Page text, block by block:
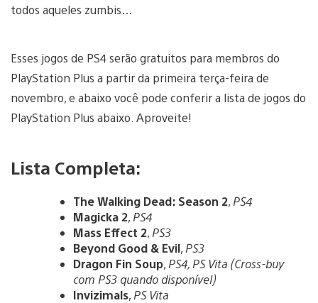
todos aqueles zumbis…
Esses jogos de PS4 serão gratuitos para membros do
PlayStation Plus a partir da primeira terça-feira de
novembro, e abaixo você pode conferir a lista de jogos do
PlayStation Plus abaixo. Aproveite!
Lista Completa:
The Walking Dead: Season 2, PS4
Magicka 2, PS4
Mass Effect 2, PS3
Beyond Good & Evil, PS3
Dragon Fin Soup, PS4, PS Vita (Cross-buy
com PS3 quando disponível)
Invizimals, PS Vita